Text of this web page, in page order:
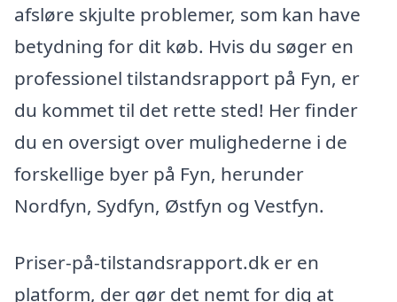
afsløre skjulte problemer, som kan have
betydning for dit køb. Hvis du søger en
professionel tilstandsrapport på Fyn, er
du kommet til det rette sted! Her finder
du en oversigt over mulighederne i de
forskellige byer på Fyn, herunder
Nordfyn, Sydfyn, Østfyn og Vestfyn.
Priser-på-tilstandsrapport.dk er en
platform, der gør det nemt for dig at